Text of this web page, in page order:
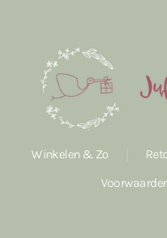
Winkelen & Zo